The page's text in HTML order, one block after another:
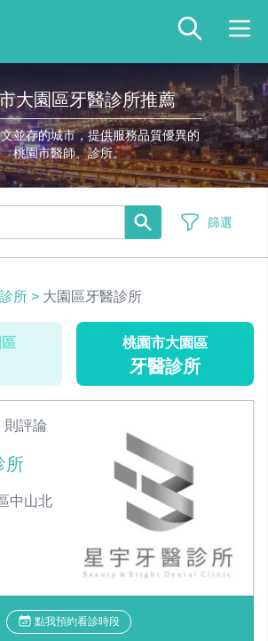
大園區牙醫診所推薦
並存的城市，提供服務品質優異的
桃園市醫師、診所。
篩選
所 > 大園區牙醫診所
桃園市大園區
牙醫診所
則評論
所
中山北
點我預約看診時段